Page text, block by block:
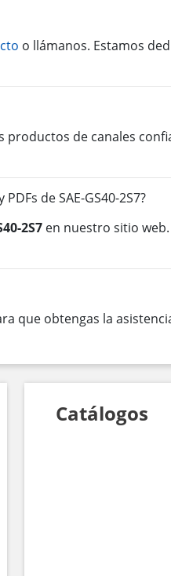
o llámanos. Estamos
productos de canales
de SAE-GS40-2S7?
2S7 en nuestro sitio
que obtengas la
Catálogos